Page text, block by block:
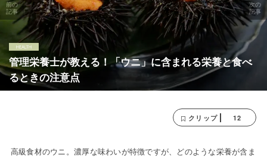
管理栄養士が教える！「ウニ」に含まれる栄養と食べ
るときの注意点
前の
記事
次の
記事
クリップ 12
高級食材のウニ。濃厚な味わいが特徴ですが、どのような栄養が含ま